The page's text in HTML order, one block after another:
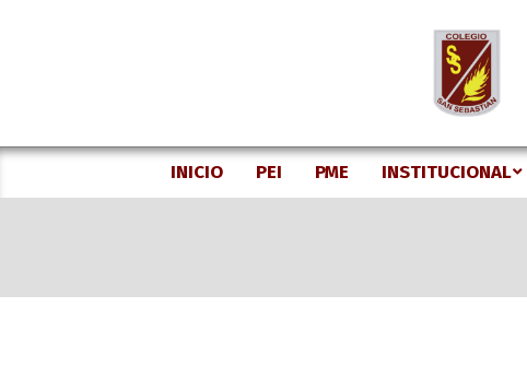
INICIO PEI PME INSTITUCIONAL